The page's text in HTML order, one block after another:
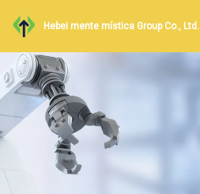
Hebei mente mística Group Co., Ltd.